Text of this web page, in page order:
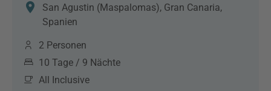
San Agustin (Maspalomas), Gran Canaria,
Spanien
2 Personen
10 Tage / 9 Nächte
All Inclusive